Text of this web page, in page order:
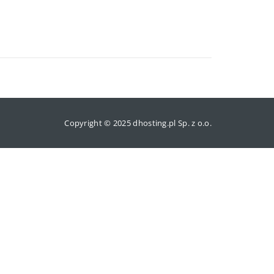
Copyright © 2025 dhosting.pl Sp. z o.o.